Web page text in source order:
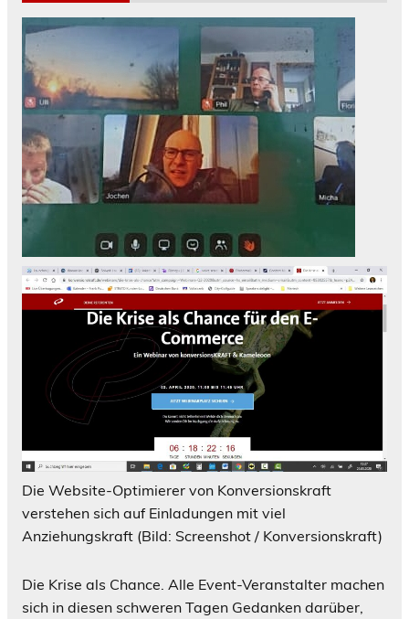
Die Website-Optimierer von Konversionskraft
verstehen sich auf Einladungen mit viel
Anziehungskraft (Bild: Screenshot / Konversionskraft)
Die Krise als Chance. Alle Event-Veranstalter machen
sich in diesen schweren Tagen Gedanken darüber,